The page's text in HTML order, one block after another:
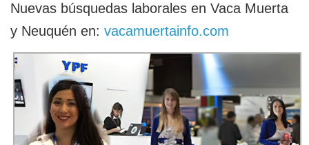
Nuevas búsquedas laborales en Vaca Muerta
y Neuquén en: vacamuertainfo.com